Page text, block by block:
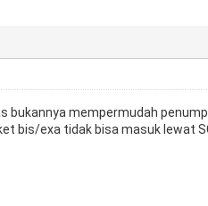
bukannya mempermudah
bis/exa tidak bisa masuk lewat